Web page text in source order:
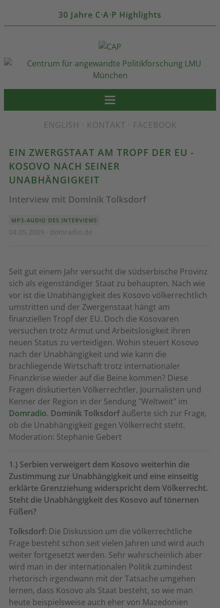
30 Jahre C·A·P Highlights
ENGLISH · KONTAKT · FACEBOOK
EIN ZWERGSTAAT AM TROPF DER EU -
KOSOVO NACH SEINER
UNABHÄNGIGKEIT
Interview mit Dominik Tolksdorf
MP3-AUDIO DES INTERVIEWS
04.05.2009 · domradio.de
Seit gut einem Jahr versucht die südserbische Provinz
sich als eigenständiger Staat zu behaupten. Nach wie
vor ist die Unabhängigkeit des Kosovo völkerrechtlich
umstritten und der Zwergenstaat hängt am
finanziellen Tropf der EU. Doch die Kosovaren
versuchen trotz Armut und Arbeitslosigkeit ihren
neuen Status zu verteidigen. Wohin steuert Kosovo
nach der Unabhängigkeit und wie kann die
brachliegende Wirtschaft trotz internationaler
Finanzkrise wieder auf die Beine kommen? Diese
Fragen diskutierten Völkerrechtler, Journalisten und
Kenner der Region in der Sendung "Weltweit" im
Domradio. Dominik Tolksdorf äußerte sich zur Frage,
ob die Unabhängigkeit gegen Völkerrecht steht.
Moderation: Stephanie Gebert
1.) Serbien verweigert dem Kosovo weiterhin die
Zustimmung zur Unabhängigkeit und eine einseitig
erklärte Grenzziehung widerspricht dem Völkerrecht.
Steht die Unabhängigkeit des Kosovo auf tönernen
Füßen?
Tolksdorf: Die Diskussion um die völkerrechtliche
Frage besteht schon seit vielen Jahren und wird auch
weiter fortgesetzt werden. Sehr wahrscheinlich aber
wird man in der internationalen Politik zumindest
rhetorisch irgendwann mit der Tatsache umgehen
lernen, dass Kosovo als Staat besteht, so wie man
heute beispielsweise auch eher von Mazedonien